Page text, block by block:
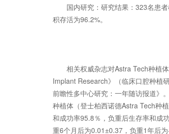
国内研究：研究结果：323名患
积存活为96.2%。
相关权威杂志对Astra Tech种植
Implant Research》（临床口腔种植
前瞻性多中心研究：一年随访报道》
种植体（登士柏西诺德Astra Tech种
和成功率95.8％，负重后生存率和成
重6个月后为0.01±0.37，负重1年后